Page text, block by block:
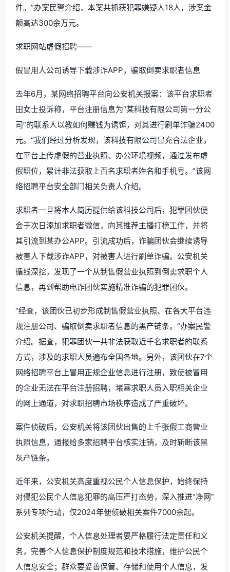
件。”办案民警介绍，本案共抓获犯罪嫌疑人18人，涉案金
额高达300余万元。
求职网站虚假招聘——
假冒用人公司诱导下载涉诈APP，骗取倒卖求职者信息
去年6月，某网络招聘平台向公安机关报案：该平台求职者
田女士投诉称，平台注册信息为“某科技有限公司第一分公
司”的联系人以教如何赚钱为诱饵，对其进行刷单诈骗2400
元。“我们经过分析发现，该科技有限公司冒充合法企业，
在平台上传虚假的营业执照、办公环境视频，通过发布虚
假职位，累计非法获取上百名求职者姓名和手机号。”该网
络招聘平台安全部门相关负责人介绍。
求职者一旦将本人简历提供给该科技公司后，犯罪团伙便
会于次日添加求职者微信，向其推荐主播打榜工作，并将
其引流到某办公APP。引流成功后，诈骗团伙会继续诱导
被害人下载涉诈APP，对被害人进行刷单诈骗。公安机关
循线深挖，发现了一个从制售假营业执照到倒卖求职个人
信息，再到帮助电诈团伙实施精准诈骗的犯罪团伙。
“经查，该团伙已初步形成制售假营业执照、在各大平台违
规注册公司、骗取倒卖求职者信息的黑产链条。”办案民警
介绍。据查，犯罪团伙一共非法获取近千名求职者的联系
方式，涉及的求职人员遍布全国各地。另外，该团伙在7个
网络招聘平台上冒用正规企业信息进行注册，致使被冒用
的企业无法在平台注册招聘，堵塞求职人员入职相关企业
的网上通道，对求职招聘市场秩序造成了严重破坏。
案件侦破后，公安机关将该团伙出售的上千张假工商营业
执照信息，通报给多家招聘平台核实注销，及时斩断该黑
灰产链条。
近年来，公安机关高度重视公民个人信息保护，始终保持
对侵犯公民个人信息犯罪的高压严打态势，深入推进“净网”
系列专项行动，仅2024年便侦破相关案件7000余起。
公安机关提醒，个人信息处理者要严格履行法定责任和义
务，完善个人信息保护制度规范和技术措施，维护公民个
人信息安全；群众要妥善保管、存储和使用个人信息，发